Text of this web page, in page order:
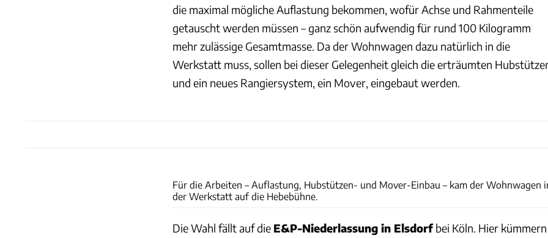
die maximal mögliche Auflastung bekommen, wofür Achse und Rahmenteile
getauscht werden müssen – ganz schön aufwendig für rund 100 Kilogramm
mehr zulässige Gesamtmasse. Da der Wohnwagen dazu natürlich in die
Werkstatt muss, sollen bei dieser Gelegenheit gleich die erträumten
und ein neues Rangiersystem, ein Mover, eingebaut werden.
Für die Arbeiten – Auflastung, Hubstützen- und Mover-Einbau – kam der Wohnwagen
der Werkstatt auf die Hebebühne.
Die Wahl fällt auf die E&P-Niederlassung in Elsdorf bei Köln. Hier kümmern